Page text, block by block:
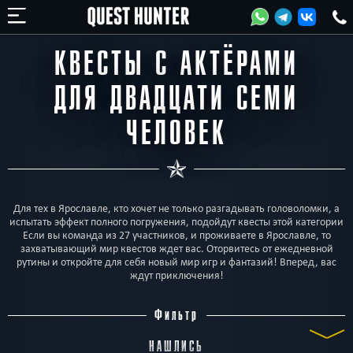
КВЕСТЫ С АКТЁРАМИ
ДЛЯ ДВАДЦАТИ СЕМИ
ЧЕЛОВЕК
Для тех в Ярославле, кто хочет не только разгадывать головоломки, а
испытать эффект полного погружения, подойдут квесты этой категории
Если вы команда из 27 участников, и проживаете в Ярославле, то
захватывающий мир квестов ждет вас. Оторвитесь от ежедневной
рутины и откройте для себя новый мир игр и фантазий! Вперед, вас
ждут приключения!
Фильтр
НАШЛИСЬ